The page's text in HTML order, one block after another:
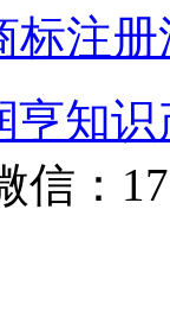
标注
亨知
信：